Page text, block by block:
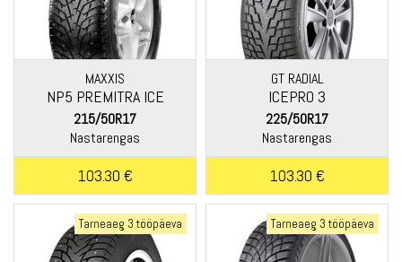
MAXXIS
NP5 PREMITRA ICE
215/50R17
Nastarengas
103.30 €
GT RADIAL
ICEPRO 3
225/50R17
Nastarengas
103.30 €
Tarneaeg 3 tööpäeva Tarneaeg 3 tööpäeva